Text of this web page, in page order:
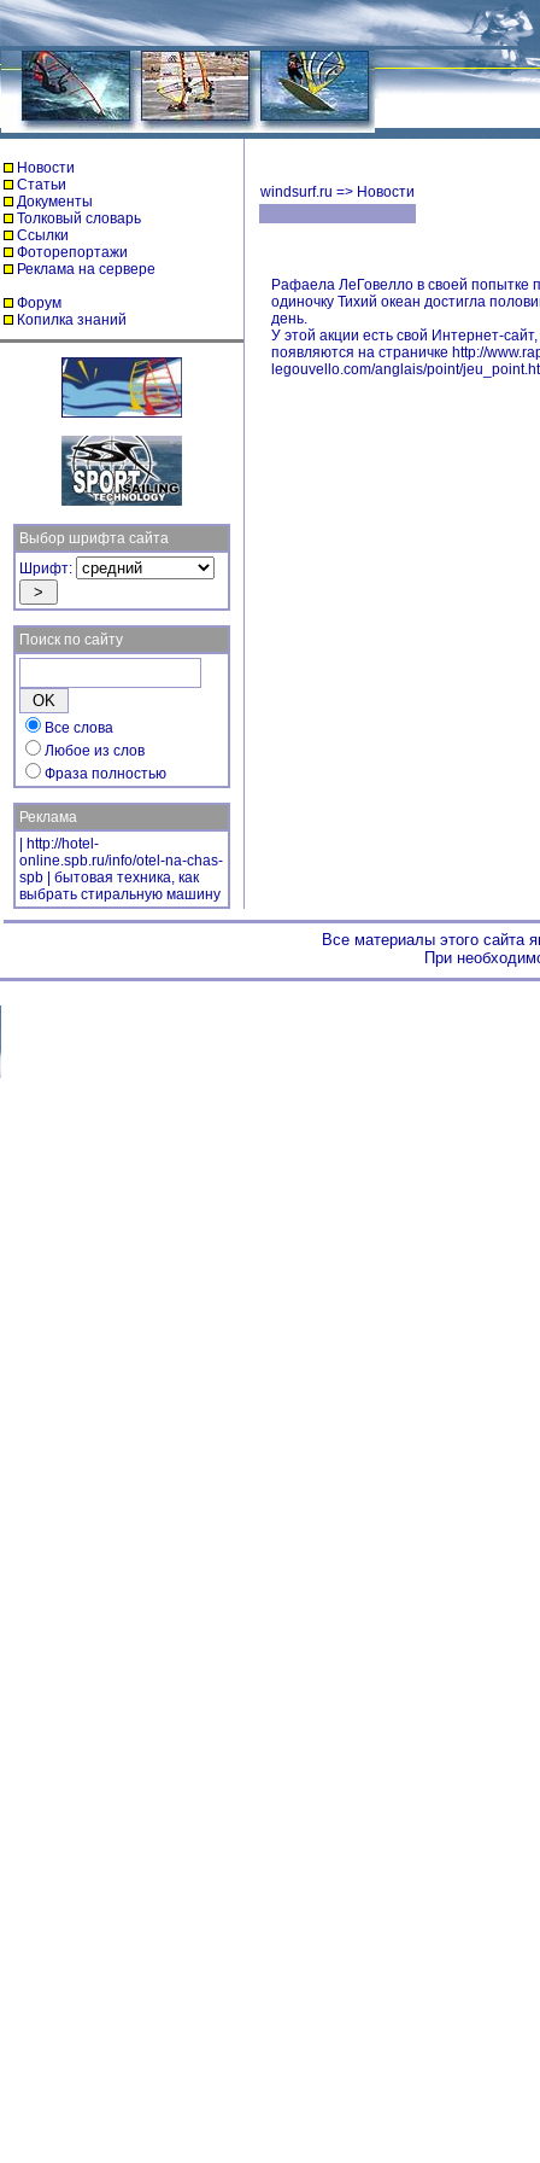
Новости
Статьи
Документы
Толковый словарь
Ссылки
Фоторепортажи
Реклама на сервере
Форум
Копилка знаний
Выбор шрифта сайта
Шрифт:
Поиск по сайту
Все слова
Любое из слов
Фраза полностью
Реклама
http://hotel-
online.spb.ru/info/otel-na-chas-
spb
бытовая техника, как
выбрать стиральную машину
windsurf.ru => Новости
Рафаела ЛеГовелло в своей попытке
одиночку Тихий океан достигла
день.
У этой акции есть свой Интернет-
появляются на страничке http://
legouvello.com/anglais/point/
Все материалы этого сайта
При